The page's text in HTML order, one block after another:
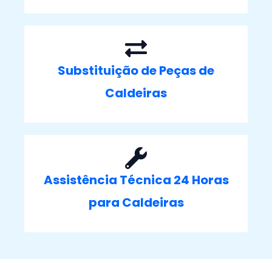
Substituição de Peças de
Caldeiras
Assistência Técnica 24 Horas
para Caldeiras